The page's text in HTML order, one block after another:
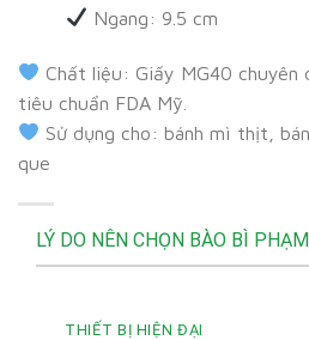
Ngang: 9.5 cm
Chất liệu: Giấy MG40 chuyên
tiêu chuẩn FDA Mỹ.
Sử dụng cho: bánh mì thịt,
que
LÝ DO NÊN CHỌN BÀO BÌ
THIẾT BỊ HIỆN ĐẠI